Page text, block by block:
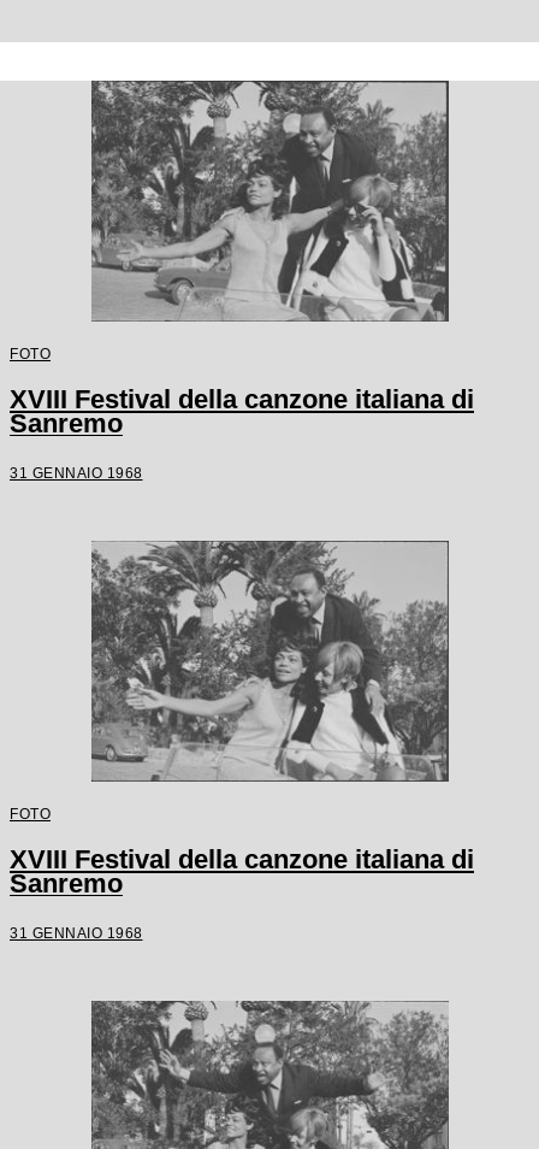
FOTO
XVIII Festival della canzone italiana di
Sanremo
31 GENNAIO 1968
FOTO
XVIII Festival della canzone italiana di
Sanremo
31 GENNAIO 1968